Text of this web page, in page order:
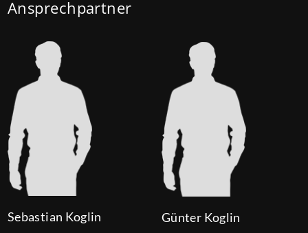
Heute liegt der Zinssatz für ein Darlehen mit 35
Prozent effektiv. (mehr …)
Ansprechpartner
Sebastian Koglin Günter Koglin